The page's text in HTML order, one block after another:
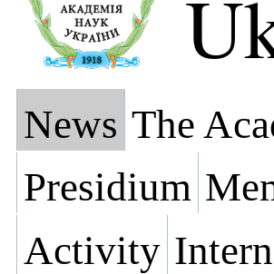
News The
Presidium
Activity